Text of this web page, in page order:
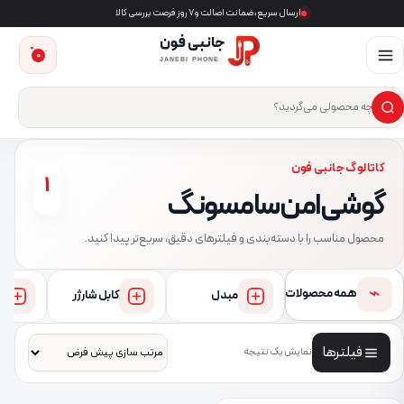
ارسال سریع، ضمانت اصالت و ۷ روز فرصت بررسی کالا
جانبی فون
JANEBI PHONE
جست‌وجوی محصول
×
0
کاتالوگ جانبی فون
گوشی امن سامسونگ
محصول مناسب را با دسته‌بندی و فیلترهای دقیق، سریع‌تر پیدا کنید.
1
⌁ همه محصولات مبدل کابل شارژر
فیلترها نمایش یک نتیجه